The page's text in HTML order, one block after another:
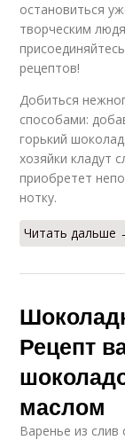
остановиться
творческим
рецептов!
Добиться
способами:
горький
хозяйки кладут
приобретет
нотку.
Читать дальше
Рецепт
маслом
Варенье из